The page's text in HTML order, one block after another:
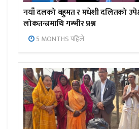
नयाँ दलको बहुमत र मधेशी दलितको
लोकतन्त्रमाथि गम्भीर प्रश्न
5 MONTHS पहिले